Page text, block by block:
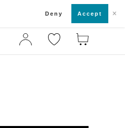
Deny Accept ×